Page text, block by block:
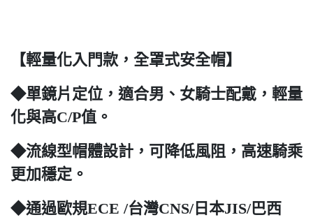
【輕量化入門款，全罩式安全帽】
◆單鏡片定位，適合男、女騎士配戴，輕量
化與高C/P值。
◆流線型帽體設計，可降低風阻，高速騎乘
更加穩定。
◆通過歐規ECE /台灣CNS/日本JIS/巴西